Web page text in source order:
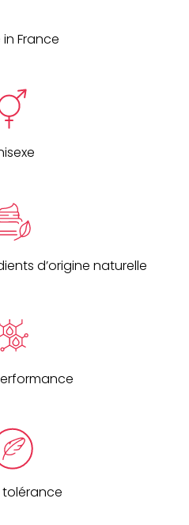
France
d’origine naturelle